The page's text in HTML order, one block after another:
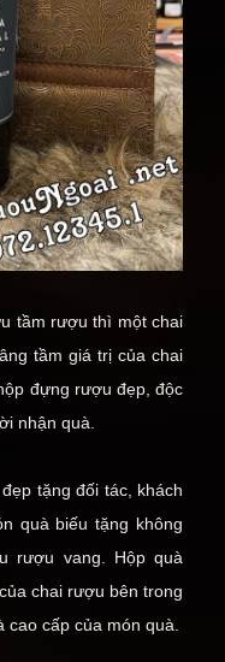
tầm rượu thì một chai
tầm giá trị của chai
đựng rượu đẹp, độc
nhận quà.
tặng đối tác, khách
quà biếu tặng không
rượu vang. Hộp quà
chai rượu bên trong
cao cấp của món quà.